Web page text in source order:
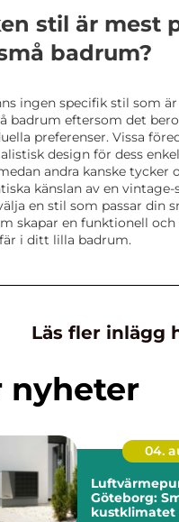
stil är mest
badrum?
ingen specifik stil som
badrum eftersom det
preferenser. Vissa
design för dess
andra kanske tycker
känslan av en
en stil som passar din
skapar en funktionell
i ditt lilla badrum.
Läs fler inlägg
nyheter
04.
Göteborg:
kustklimatet